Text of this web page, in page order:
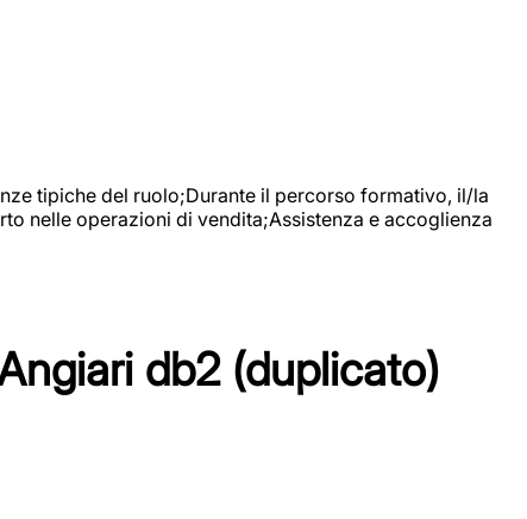
tipiche del ruolo;Durante il percorso formativo, il/la
nelle operazioni di vendita;Assistenza e accoglienza
db2 (duplicato)